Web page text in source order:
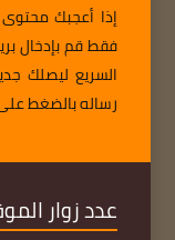
إذا أعجبك
فقط قم بإدخال
السريع ليصلك
رساله بالضغط على
عدد زوار